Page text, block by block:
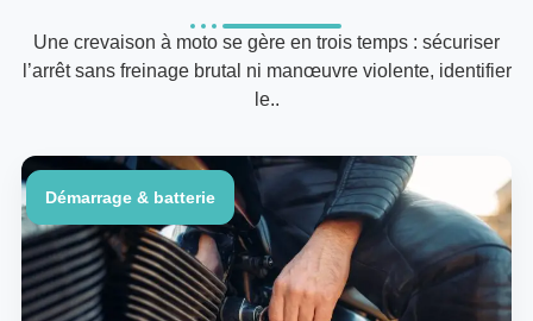
Une crevaison à moto se gère en trois temps : sécuriser
l’arrêt sans freinage brutal ni manœuvre violente, identifier
le..
Démarrage & batterie